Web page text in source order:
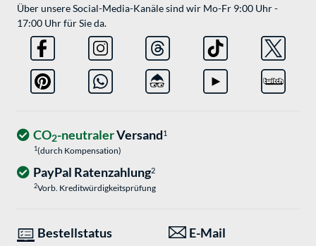
Über unsere Social-Media-Kanäle sind wir Mo-Fr 9:00 Uhr -
17:00 Uhr für Sie da.
CO2-neutralerVersand1
1(durch Kompensation)
PayPal Ratenzahlung2
2Vorb. Kreditwürdigkeitsprüfung
Bestellstatus
E-Mail